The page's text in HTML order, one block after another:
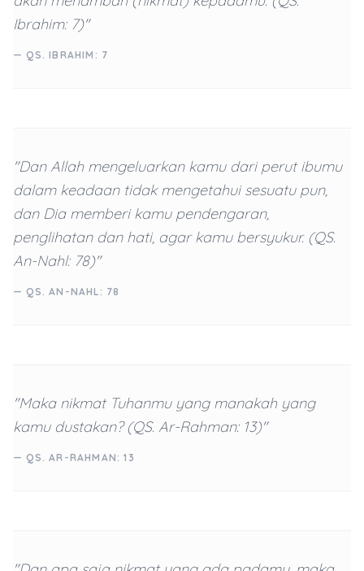
Ibrahim: 7)"
— QS. IBRAHIM: 7
"Dan Allah mengeluarkan kamu dari perut ibumu
dalam keadaan tidak mengetahui sesuatu pun,
dan Dia memberi kamu pendengaran,
penglihatan dan hati, agar kamu bersyukur. (QS.
An-Nahl: 78)"
— QS. AN-NAHL: 78
"Maka nikmat Tuhanmu yang manakah yang
kamu dustakan? (QS. Ar-Rahman: 13)"
— QS. AR-RAHMAN: 13